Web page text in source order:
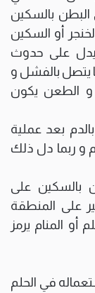
بالسكين
أو السكين
على حدوث
يتصل بالفشل و
الطعن يكون
بعد عملية
و ربما دل ذلك
بالسكين على
على المنطقة
أو المنام يرمز
في الحلم